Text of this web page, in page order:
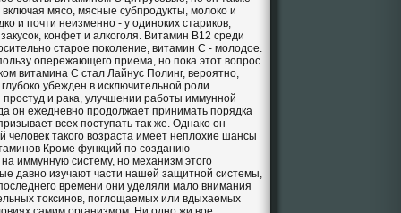
включая мясо, мясные субпродукты, молоко и
и почти неизменно - у одиноких стариков,
конфет и алкоголя. Витамин В12 среди
старое поколение, витамин С - молодое.
опережающего приема, но пока этот вопрос
витамина С стал Лайнус Полинг, вероятно,
убежден в исключительной роли
и рака, улучшении работы иммунной
он ежедневно продолжает принимать порядка
всех поступать так же. Однако он
человек такого возраста имеет неплохие шансы
Кроме функций по созданию
иммунную систему, но механизм этого
давно изучают части нашей защитной системы,
времени они уделяли мало внимания
токсинов, поглощаемых или вдыхаемых